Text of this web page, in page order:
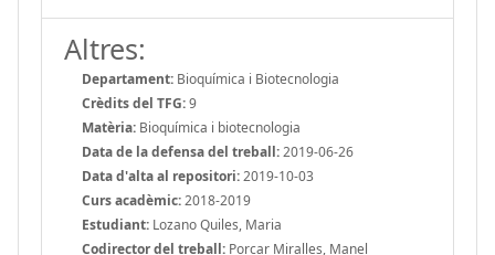
Altres:
Departament: Bioquímica i Biotecnologia
Crèdits del TFG:9
Matèria: Bioquímica i biotecnologia
Data de la defensa del treball:2019-06-26
Data d'alta al repositori:2019-10-03
Curs acadèmic:2018-2019
Estudiant: Lozano Quiles, Maria
Codirector del treball: Porcar Miralles, Manel